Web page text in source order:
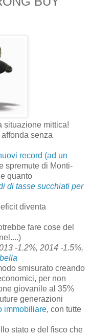
situazione mittica!
senza
record (ad un
spremute di Monti-
quanto
di tasse succhiati per
diventa
fare cose del
-1.2%, 2014 -1.5%,
smisurato creando
per non
giovanile al 35%
generazioni
immobiliare, con tutte
stato e del fisco che